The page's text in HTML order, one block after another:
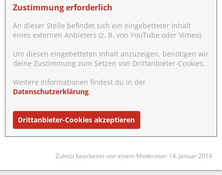
Zustimmung erforderlich
An dieser Stelle befindet sich ein eingebetteter Inhalt
eines externen Anbieters (z. B. von YouTube oder Vimeo).
Um diesen eingebetteten Inhalt anzuzeigen, benötigen wir
deine Zustimmung zum Setzen von Drittanbieter-Cookies.
Weitere Informationen findest du in der
Datenschutzerklärung.
Drittanbieter-Cookies akzeptieren
Zuletzt bearbeitet von einem Moderator: 14. Januar 2014